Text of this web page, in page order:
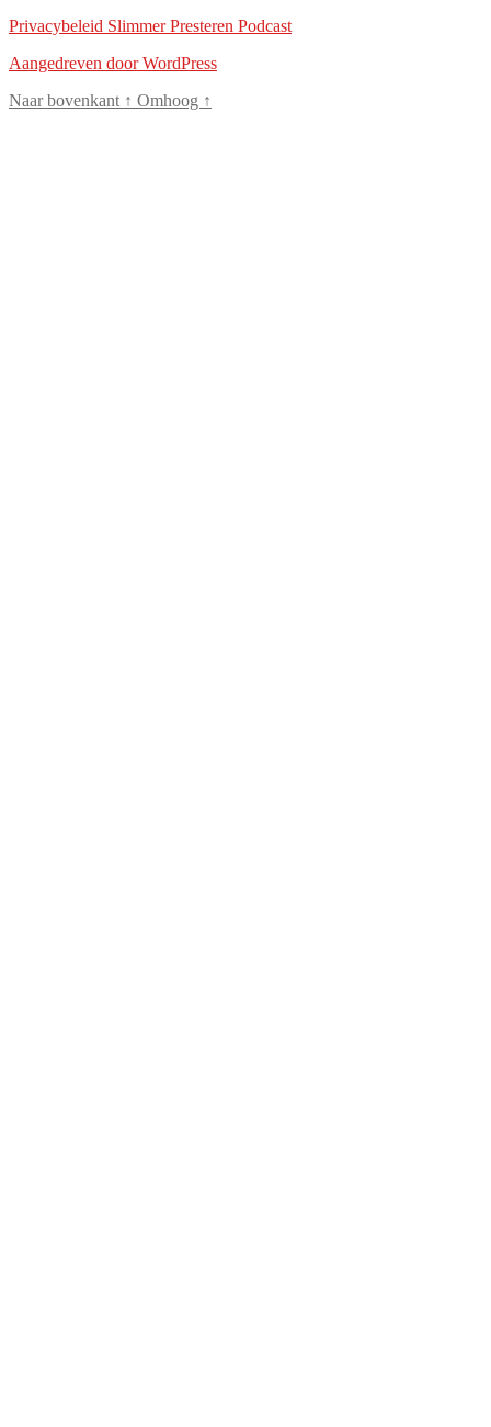
Privacybeleid Slimmer Presteren Podcast
Aangedreven door WordPress
Naar bovenkant ↑ Omhoog ↑